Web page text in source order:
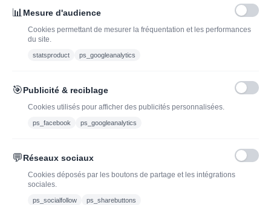
J'ADOPTEUNVIN
J'ai lu et j'accepte les conditions générales de vente
Offres du moment
Bouteilles d'exception
bouteille de champagne,
📊 Mesure d'audience
Cookies permettant de mesurer la fréquentation et les performances
du site.
statsproduct ps_googleanalytics
🎯Publicité & reciblage
Cookies utilisés pour afficher des publicités personnalisées.
ps_facebook ps_googleanalytics
💬Réseaux sociaux
Cookies déposés par les boutons de partage et les intégrations
sociales.
ps_socialfollow ps_sharebuttons